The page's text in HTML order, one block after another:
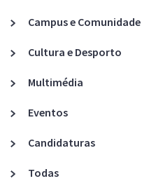
Campus e Comunidade
Cultura e Desporto
Multimédia
Eventos
Candidaturas
Todas